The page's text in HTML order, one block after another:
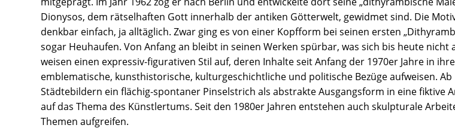
Dionysos, dem rätselhaften Gott innerhalb der antiken Götterwelt, gewidmet sind. Die
denkbar einfach, ja alltäglich. Zwar ging es von einer Kopfform bei seinen ersten
sogar Heuhaufen. Von Anfang an bleibt in seinen Werken spürbar, was sich bis heute
weisen einen expressiv-figurativen Stil auf, deren Inhalte seit Anfang der 1970er Jahre in
emblematische, kunsthistorische, kulturgeschichtliche und politische Bezüge aufweisen.
Städtebildern ein flächig-spontaner Pinselstrich als abstrakte Ausgangsform in eine
auf das Thema des Künstlertums. Seit den 1980er Jahren entstehen auch skulpturale
Themen aufgreifen.